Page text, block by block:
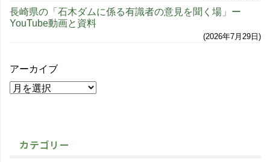
長崎県の「石木ダムに係る有識者の意見を聞く場」ー
YouTube動画と資料
2026年7月29日
アーカイブ
カテゴリー